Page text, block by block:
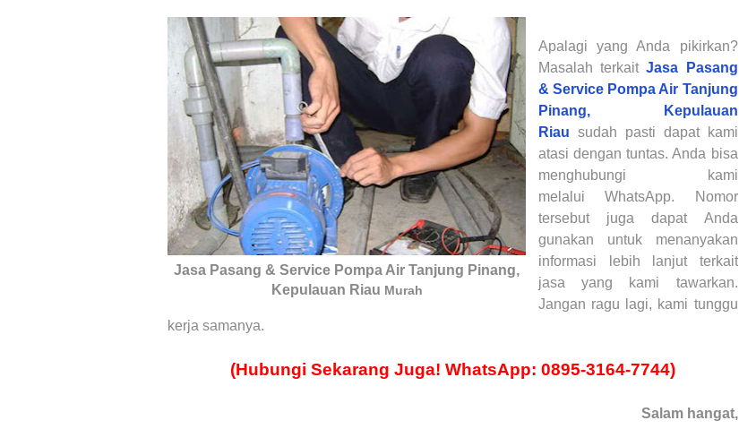
Jasa Pasang & Service Pompa Air Tanjung Pinang,
Kepulauan Riau Murah
Apalagi yang Anda pikirkan?
Masalah terkaitJasa Pasang
& Service Pompa Air Tanjung
Pinang, Kepulauan
Riau sudah pasti dapat kami
atasi dengan tuntas. Anda bisa
menghubungi kami
melaluiWhatsApp. Nomor
tersebut juga dapat Anda
gunakan untuk menanyakan
informasi lebih lanjut terkait
jasa yang kami tawarkan.
Jangan ragu lagi, kami tunggu
kerja samanya.
(Hubungi Sekarang Juga! WhatsApp: 0895-3164-7744)
Salam hangat,